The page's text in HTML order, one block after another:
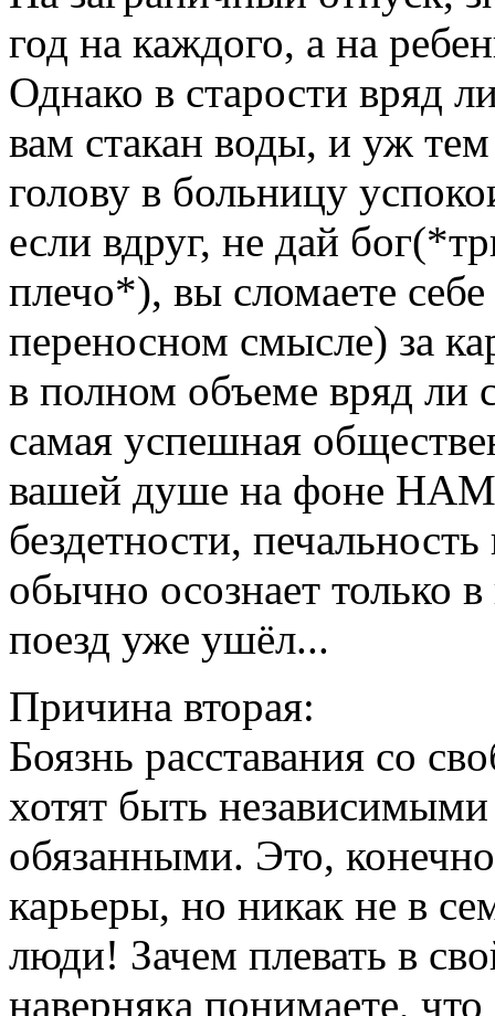
год на каждого, а на
Однако в старости вряд
вам стакан воды, и уж
голову в больницу
если вдруг, не дай
плечо*), вы сломаете
переносном смысле) за
в полном объеме вряд ли
самая успешная
вашей душе на фоне
бездетности,
обычно осознает только
поезд уже ушёл...
Причина вторая:
Боязнь расставания со
хотят быть
обязанными. Это,
карьеры, но никак не в
люди! Зачем плевать в
наверняка понимаете,